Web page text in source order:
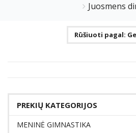
Juosmens
Rūšiuoti pagal:
PREKIŲ KATEGORIJOS
MENINĖ GIMNASTIKA